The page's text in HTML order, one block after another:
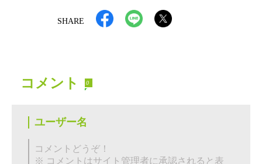
SHARE
コメント 0